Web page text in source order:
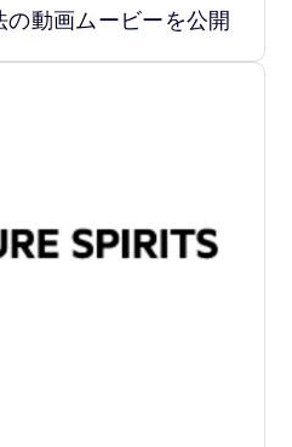
動画ムービーを公開